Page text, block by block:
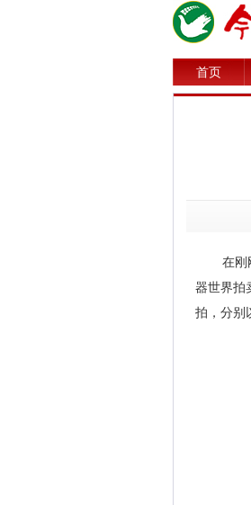
首页
在刚
器世界拍
拍，分别